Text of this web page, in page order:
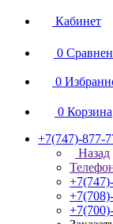
Кабинет
0
0
0 Корзина
+7(747)-877-
Назад